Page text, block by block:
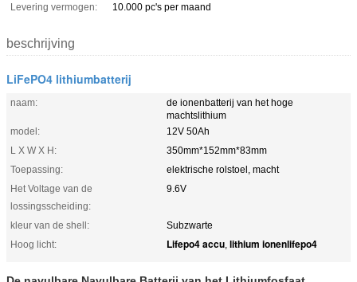
Levering vermogen:
10.000 pc's per maand
beschrijving
LiFePO4 lithiumbatterij
naam:
de ionenbatterij van het hoge
machtslithium
model:
12V 50Ah
L X W X H:
350mm*152mm*83mm
Toepassing:
elektrische rolstoel, macht
Het Voltage van de
lossingsscheiding:
9.6V
kleur van de shell:
Subzwarte
Hoog licht:
Lifepo4 accu, lithium ionenlifepo4